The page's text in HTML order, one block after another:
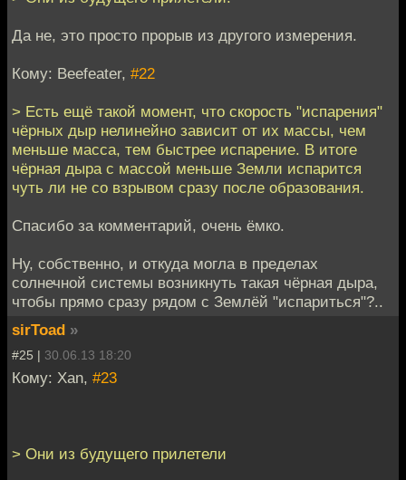
Да не, это просто прорыв из другого измерения.
Кому: Beefeater, #22
> Есть ещё такой момент, что скорость "испарения"
чёрных дыр нелинейно зависит от их массы, чем
меньше масса, тем быстрее испарение. В итоге
чёрная дыра с массой меньше Земли испарится
чуть ли не со взрывом сразу после образования.
Спасибо за комментарий, очень ёмко.
Ну, собственно, и откуда могла в пределах
солнечной системы возникнуть такая чёрная дыра,
чтобы прямо сразу рядом с Землёй "испариться"?..
sirToad »
#25 | 30.06.13 18:20
Кому: Xan, #23
> Они из будущего прилетели